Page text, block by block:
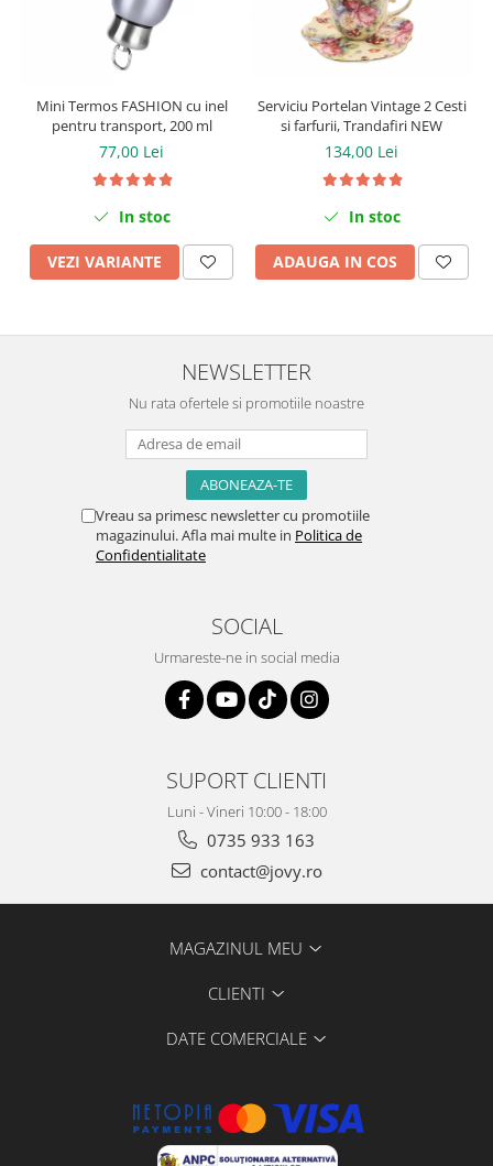
Mini Termos FASHION cu inel
pentru transport, 200 ml
77,00 Lei
In stoc
VEZI VARIANTE
Serviciu Portelan Vintage 2 Cesti
si farfurii, Trandafiri NEW
134,00 Lei
In stoc
ADAUGA IN COS
NEWSLETTER
Nu rata ofertele si promotiile noastre
Vreau sa primesc newsletter cu promotiile
magazinului. Afla mai multe in Politica de
Confidentialitate
SOCIAL
Urmareste-ne in social media
SUPORT CLIENTI
Luni - Vineri 10:00 - 18:00
0735 933 163
contact@jovy.ro
MAGAZINUL MEU
CLIENTI
DATE COMERCIALE